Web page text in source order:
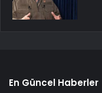
En Güncel Haberler